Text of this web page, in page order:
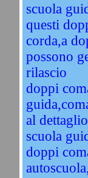
scuola
questi
corda,a
possono
rilascio
doppi
al
scuola
doppi